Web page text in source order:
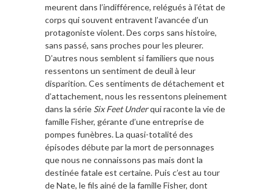
meurent dans l’indifférence, relégués à l’état de
corps qui souvent entravent l’avancée d’un
protagoniste violent. Des corps sans histoire,
sans passé, sans proches pour les pleurer.
D’autres nous semblent si familiers que nous
ressentons un sentiment de deuil à leur
disparition. Ces sentiments de détachement et
d’attachement, nous les ressentons pleinement
dans la série Six Feet Underqui raconte la vie de
famille Fisher, gérante d’une entreprise de
pompes funèbres. La quasi-totalité des
épisodes débute par la mort de personnages
que nous ne connaissons pas mais dont la
destinée fatale est certaine. Puis c’est au tour
de Nate, le fils ainé de la famille Fisher, dont